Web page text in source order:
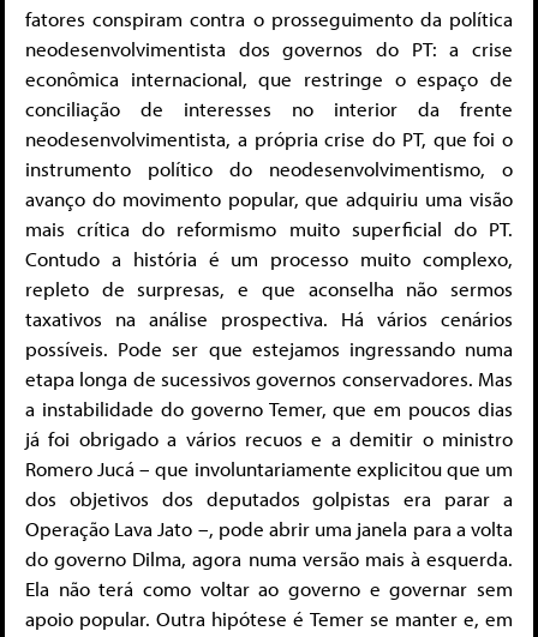
fatores conspiram contra o prosseguimento da política
neodesenvolvimentista dos governos do PT: a crise
econômica internacional, que restringe o espaço de
conciliação de interesses no interior da frente
neodesenvolvimentista, a própria crise do PT, que foi o
instrumento político do neodesenvolvimentismo, o
avanço do movimento popular, que adquiriu uma visão
mais crítica do reformismo muito superficial do PT.
Contudo a história é um processo muito complexo,
repleto de surpresas, e que aconselha não sermos
taxativos na análise prospectiva. Há vários cenários
possíveis. Pode ser que estejamos ingressando numa
etapa longa de sucessivos governos conservadores. Mas
a instabilidade do governo Temer, que em poucos dias
já foi obrigado a vários recuos e a demitir o ministro
Romero Jucá – que involuntariamente explicitou que um
dos objetivos dos deputados golpistas era parar a
Operação Lava Jato –, pode abrir uma janela para a volta
do governo Dilma, agora numa versão mais à esquerda.
Ela não terá como voltar ao governo e governar sem
apoio popular. Outra hipótese é Temer se manter e, em